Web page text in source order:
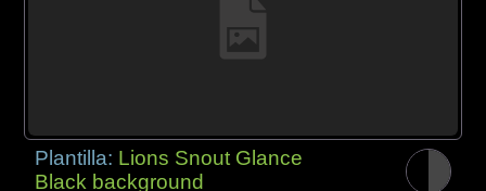
Plantilla: Lions Snout Glance
Black background